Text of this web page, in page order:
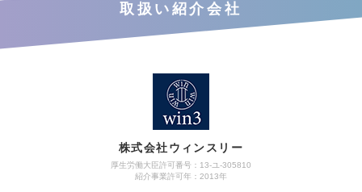
取扱い紹介会社
株式会社ウィンスリー
厚生労働大臣許可番号：13-ユ-305810
紹介事業許可年：2013年